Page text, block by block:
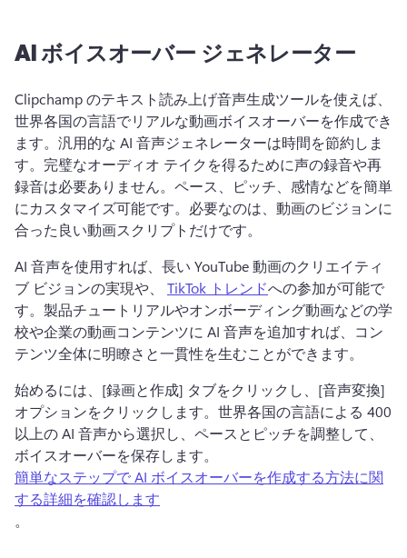
AI ボイスオーバー ジェネレーター
Clipchamp のテキスト読み上げ音声生成ツールを使えば、
世界各国の言語でリアルな動画ボイスオーバーを作成でき
ます。 汎用的な AI 音声ジェネレーターは時間を節約しま
す。完璧なオーディオ テイクを得るために声の録音や再
録音は必要ありません。 ペース、ピッチ、感情などを簡単
にカスタマイズ可能です。 必要なのは、動画のビジョンに
合った良い動画スクリプトだけです。
AI 音声を使用すれば、長い YouTube 動画のクリエイティ
ブ ビジョンの実現や、 TikTok トレンドへの参加が可能で
す。製品チュートリアルやオンボーディング動画などの学
校や企業の動画コンテンツに AI 音声を追加すれば、コン
テンツ全体に明瞭さと一貫性を生むことができます。
始めるには、[録画と作成] タブをクリックし、[音声変換]
オプションをクリックします。 世界各国の言語による 400
以上の AI 音声から選択し、ペースとピッチを調整して、
ボイスオーバーを保存します。
簡単なステップで AI ボイスオーバーを作成する方法に関
する詳細を確認します
。